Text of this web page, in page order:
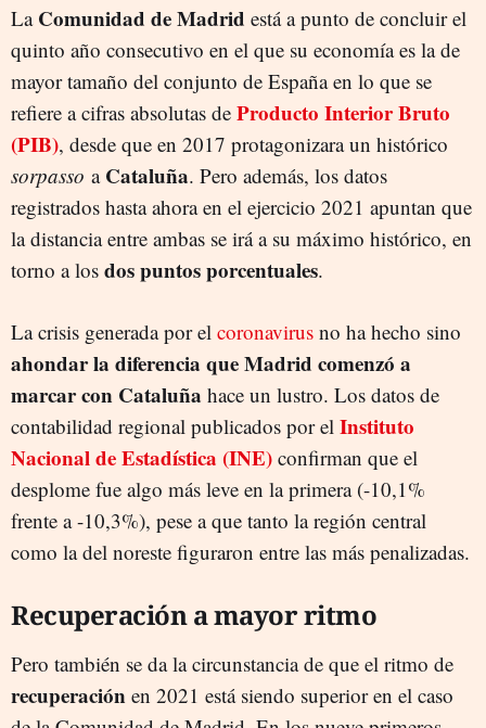
La Comunidad de Madrid está a punto de concluir el
quinto año consecutivo en el que su economía es la de
mayor tamaño del conjunto de España en lo que se
refiere a cifras absolutas de Producto Interior Bruto
(PIB), desde que en 2017 protagonizara un histórico
sorpasso a Cataluña. Pero además, los datos
registrados hasta ahora en el ejercicio 2021 apuntan que
la distancia entre ambas se irá a su máximo histórico, en
torno a los dos puntos porcentuales.
La crisis generada por el coronavirus no ha hecho sino
ahondar la diferencia que Madrid comenzó a
marcar con Cataluña hace un lustro. Los datos de
contabilidad regional publicados por el Instituto
Nacional de Estadística (INE) confirman que el
desplome fue algo más leve en la primera (-10,1%
frente a -10,3%), pese a que tanto la región central
como la del noreste figuraron entre las más penalizadas.
Recuperación a mayor ritmo
Pero también se da la circunstancia de que el ritmo de
recuperación en 2021 está siendo superior en el caso